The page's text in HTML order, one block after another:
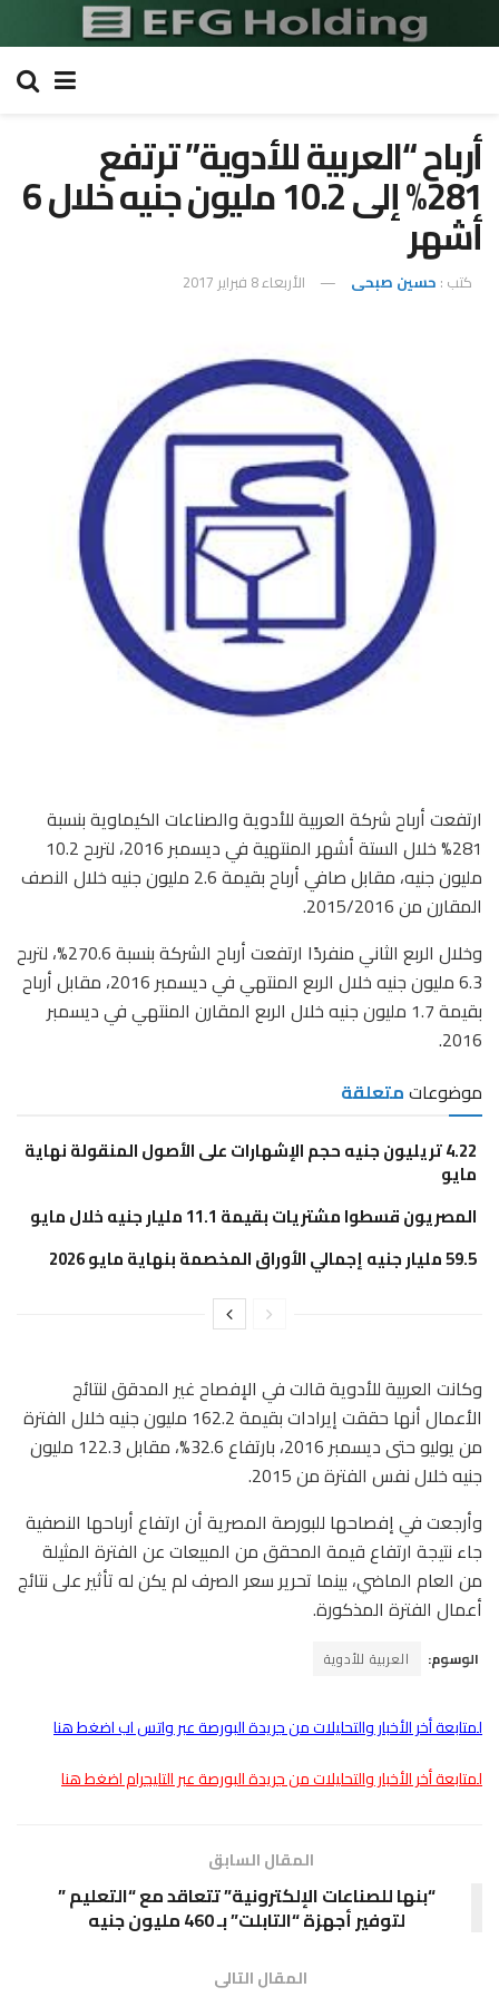
أرباح “العربية للأدوية” ترتفع
281% إلى 10.2 مليون جنيه خلال 6
أشهر
كتب : حسين صبحى الأربعاء 8 فبراير 2017
ارتفعت أرباح شركة العربية للأدوية والصناعات الكيماوية بنسبة
281% خلال الستة أشهر المنتهية في ديسمبر 2016، لتربح 10.2
مليون جنيه، مقابل صافي أرباح بقيمة 2.6 مليون جنيه خلال النصف
المقارن من 2015/2016.
وخلال الربع الثاني منفردًا ارتفعت أرباح الشركة بنسبة 270.6%، لتربح
6.3 مليون جنيه خلال الربع المنتهي في ديسمبر 2016، مقابل أرباح
بقيمة 1.7 مليون جنيه خلال الربع المقارن المنتهي في ديسمبر
2016.
موضوعاتمتعلقة
4.22 تريليون جنيه حجم الإشهارات على الأصول المنقولة نهاية
مايو
المصريون قسطوا مشتريات بقيمة 11.1 مليار جنيه خلال مايو
59.5 مليار جنيه إجمالي الأوراق المخصمة بنهاية مايو 2026
وكانت العربية للأدوية قالت في الإفصاح غير المدقق لنتائج
الأعمال أنها حققت إيرادات بقيمة 162.2 مليون جنيه خلال الفترة
من يوليو حتى ديسمبر 2016، بارتفاع 32.6%، مقابل 122.3 مليون
جنيه خلال نفس الفترة من 2015.
وأرجعت في إفصاحها للبورصة المصرية أن ارتفاع أرباحها النصفية
جاء نتيجة ارتفاع قيمة المحقق من المبيعات عن الفترة المثيلة
من العام الماضي، بينما تحرير سعر الصرف لم يكن له تأثير على نتائج
أعمال الفترة المذكورة.
الوسوم: العربية للأدوية
لمتابعة أخر الأخبار والتحليلات من جريدة البورصة عبر واتس اب اضغط هنا
لمتابعة أخر الأخبار والتحليلات من جريدة البورصة عبر التليجرام اضغط هنا
المقال السابق
“بنها للصناعات الإلكترونية” تتعاقد مع “التعليم ”
لتوفير أجهزة “التابلت” بـ 460 مليون جنيه
المقال التالى